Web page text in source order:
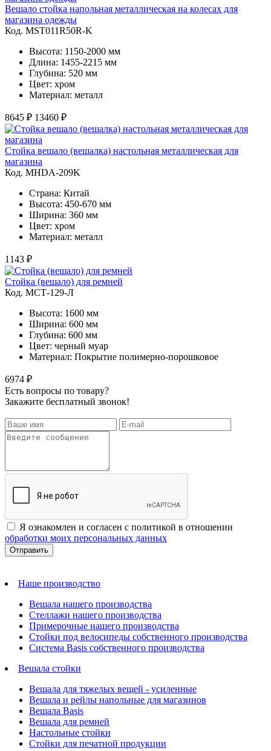
Вешало стойка напольная металлическая на колесах для
магазина одежды
Код. MST011R50R-K
Высота: 1150-2000 мм
Длина: 1455-2215 мм
Глубина: 520 мм
Цвет: хром
Материал: металл
8645 ₽ 13460 ₽
Стойка вешало (вешалка) настольная металлическая для
магазина
Код. MHDA-209K
Страна: Китай
Высота: 450-670 мм
Ширина: 360 мм
Цвет: хром
Материал: металл
1143 ₽
Стойка (вешало) для ремней
Код. MСТ-129-Л
Высота: 1600 мм
Ширина: 600 мм
Глубина: 600 мм
Цвет: черный муар
Материал: Покрытие полимерно-порошковое
6974 ₽
Есть вопросы по товару?
Закажите бесплатный звонок!
Я ознакомлен и согласен с политикой в отношении
обработки моих персональных данных
Наше производство
Вешала нашего производства
Стеллажи нашего производства
Примерочные нашего производства
Стойки под велосипеды собственного производства
Система Basis собственного производства
Вешала стойки
Вешала для тяжелых вещей - усиленные
Вешала и рейлы напольные для магазинов
Вешала Basis
Вешала для ремней
Настольные стойки
Стойки для печатной продукции